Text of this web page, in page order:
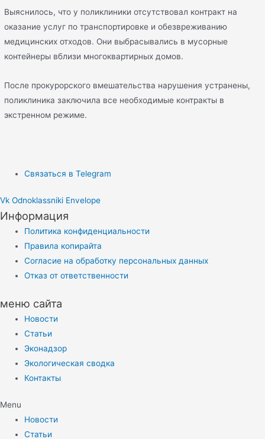
Выяснилось, что у поликлиники отсутствовал контракт на
оказание услуг по транспортировке и обезвреживанию
медицинских отходов. Они выбрасывались в мусорные
контейнеры вблизи многоквартирных домов.
После прокурорского вмешательства нарушения устранены,
поликлиника заключила все необходимые контракты в
экстренном режиме.
Связаться в Telegram
Vk Odnoklassniki Envelope
Информация
Политика конфиденциальности
Правила копирайта
Согласие на обработку персональных данных
Отказ от ответственности
меню сайта
Новости
Статьи
Эконадзор
Экологическая сводка
Контакты
Menu
Новости
Статьи